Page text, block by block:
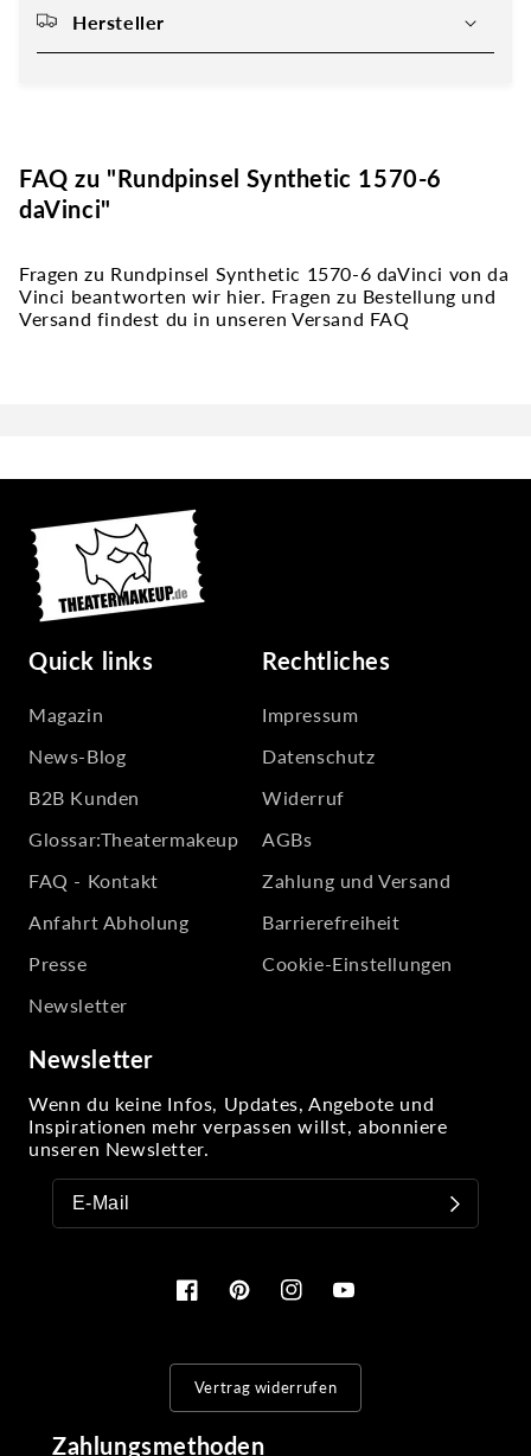
Hersteller
FAQ zu "Rundpinsel Synthetic 1570-6
daVinci"
Fragen zu Rundpinsel Synthetic 1570-6 daVinci von da
Vinci beantworten wir hier. Fragen zu Bestellung und
Versand findest du in unseren Versand FAQ
Quick links
Magazin
News-Blog
B2B Kunden
Glossar:Theatermakeup
FAQ - Kontakt
Anfahrt Abholung
Presse
Newsletter
Rechtliches
Impressum
Datenschutz
Widerruf
AGBs
Zahlung und Versand
Barrierefreiheit
Cookie-Einstellungen
Newsletter
Wenn du keine Infos, Updates, Angebote und
Inspirationen mehr verpassen willst, abonniere
unseren Newsletter.
FacebookPinterestInstagramYouTube
Vertrag widerrufen
Zahlungsmethoden